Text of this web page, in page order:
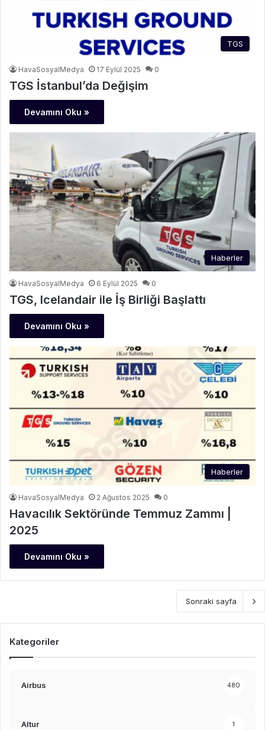
TGS
HavaSosyalMedya 17 Eylül 2025 0
TGS İstanbul’da Değişim
Devamını Oku »
Haberler
HavaSosyalMedya 6 Eylül 2025 0
TGS, Icelandair ile İş Birliği Başlattı
Devamını Oku »
Haberler
HavaSosyalMedya 2 Ağustos 2025 0
Havacılık Sektöründe Temmuz Zammı |
2025
Devamını Oku »
Sonraki sayfa
Kategoriler
Airbus 480
Altur 1